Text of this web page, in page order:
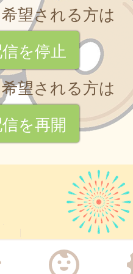
望される方は
を停止
望される方は
を再開